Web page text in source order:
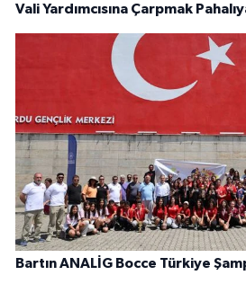
Vali Yardımcısına Çarpmak
Bartın ANALİG Bocce Türkiye